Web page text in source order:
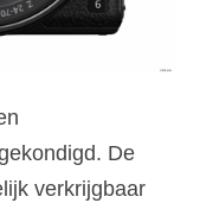
De
verkrijgbaar